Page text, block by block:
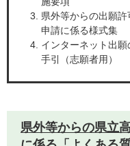
県外等からの出願許
申請に係る様式集
インターネット出願
手引（志願者用）
県外等からの県立